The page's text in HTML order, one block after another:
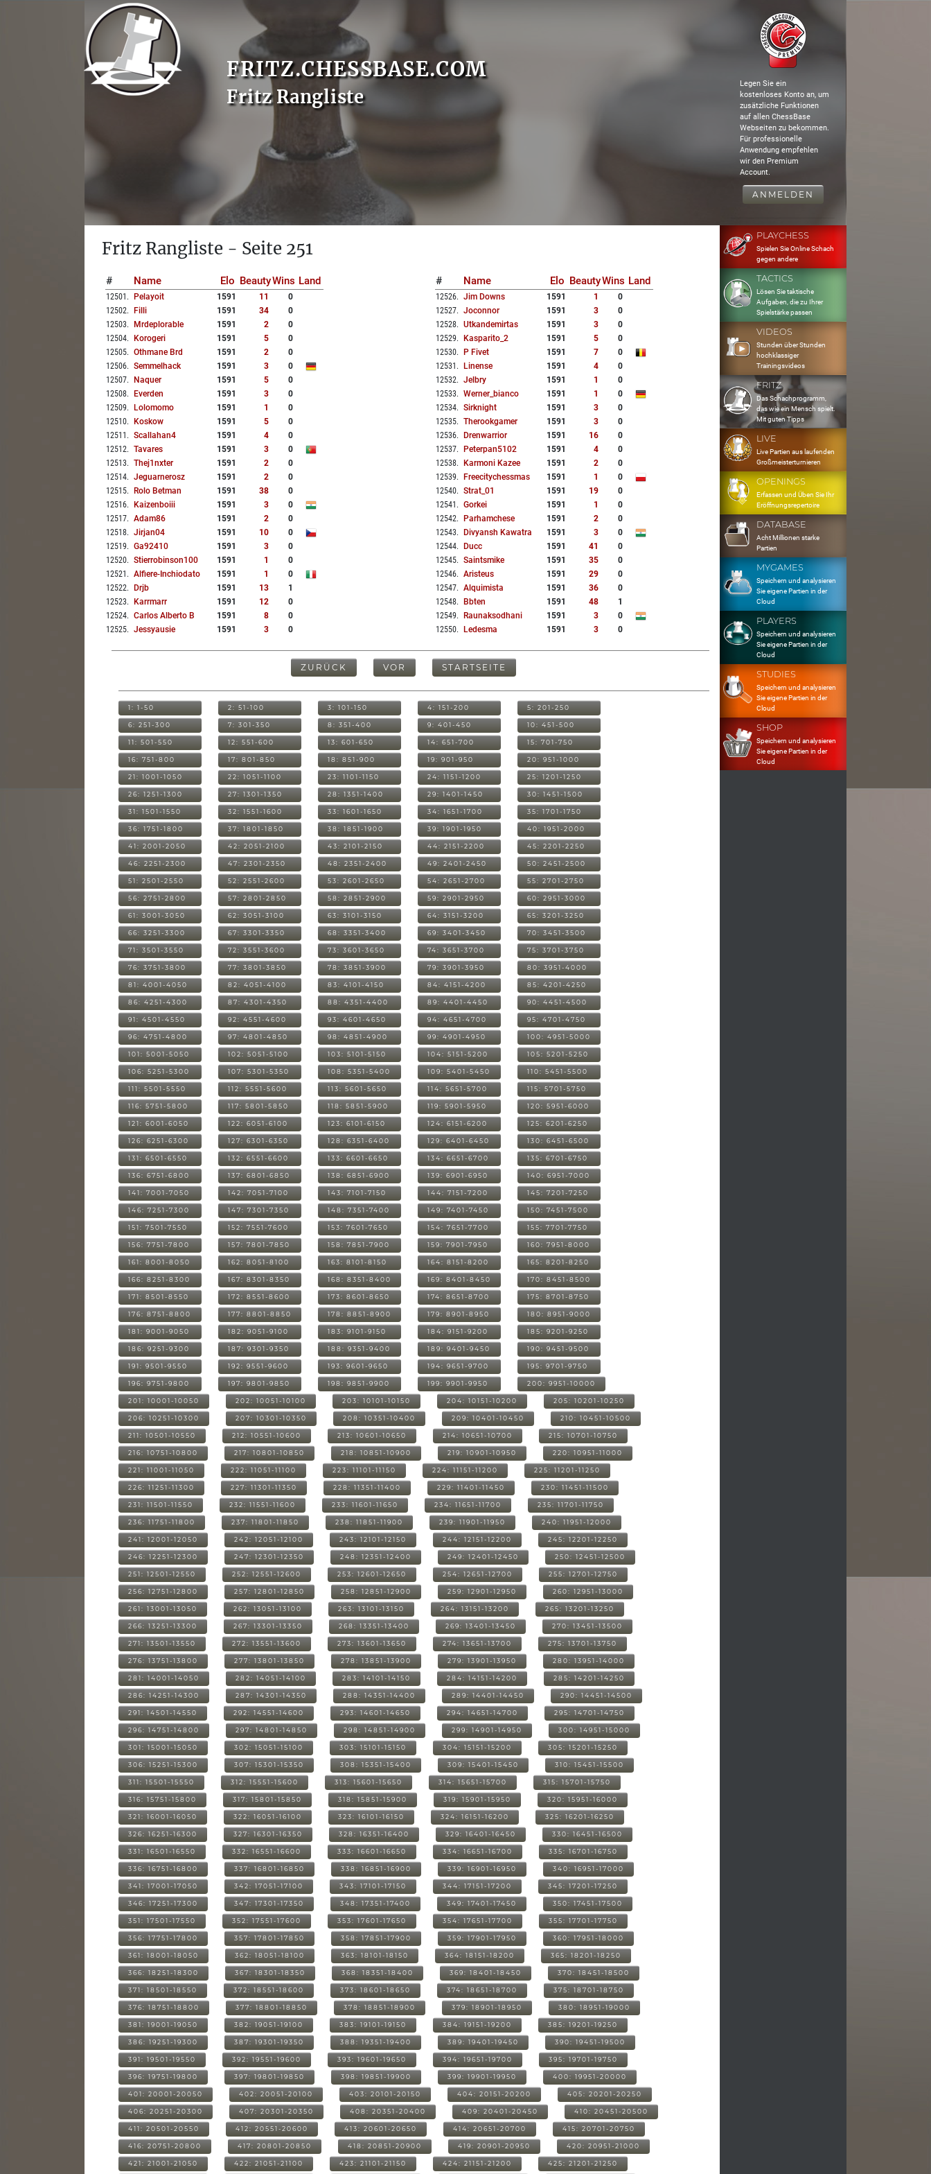
FRITZ.CHESSBASE.COM
Fritz Rangliste
Legen Sie ein
kostenloses Konto an, um
zusätzliche Funktionen
auf allen ChessBase
Webseiten zu bekommen.
Für professionelle
Anwendung empfehlen
wir den Premium
Account.
ANMELDEN
Fritz Rangliste - Seite 251
# Name Elo BeautyWins Land
12501 . Pelayoit 1591 11
0
12502. Filli 1591 34
0
12503. Mrdeplorable 1591 2
0
12504. Korogeri 1591 5
0
12505. Othmane Brd 1591 2
0
12506. Semmelhack 1591 3
0
12507. Naquer 1591 5
0
12508. Everden 1591 3
0
12509. Lolomomo 1591 1
0
12510. Koskow 1591 5
0
12511 . Scallahan4 1591 4
0
12512. Tavares 1591 3
0
12513. Thej1nxter 1591 2
0
12514. Jeguarnerosz 1591 2
0
12515. Rolo Betman 1591 38
0
12516. Kaizenboiii 1591 3
0
12517. Adam86 1591 2
0
12518. Jirjan04 1591 10
0
12519. Ga92410 1591 3
0
12520. Stierrobinson100 1591 1
0
12521 . Alfiere-Inchiodato 1591 1
0
12522. Drjb 1591 13
1
12523. Karrmarr 1591 12
0
12524. Carlos Alberto B 1591 8
0
12525. Jessyausie 1591 3 0
# Name Elo BeautyWins Land
12526. Jim Downs 1591 1
0
12527. Joconnor 1591 3
0
12528. Utkandemirtas 1591 3
0
12529. Kasparito_2 1591 5
0
12530. P Fivet 1591 7
0
12531 . Linense 1591 4
0
12532. Jelbry 1591 1
0
12533. Werner_bianco 1591 1
0
12534. Sirknight 1591 3
0
12535. Therookgamer 1591 3
0
12536. Drenwarrior 1591 16
0
12537. Peterpan5102 1591 4
0
12538. Karmoni Kazee 1591 2
0
12539. Freecitychessmas 1591 1
0
12540. Strat_01 1591 19
0
12541 . Gorkei 1591 1
0
12542. Parhamchese 1591 2
0
12543. Divyansh Kawatra 1591 3
0
12544. Ducc 1591 41
0
12545. Saintsmike 1591 35
0
12546. Aristeus 1591 29
0
12547. Alquimista 1591 36
0
12548. Bbten 1591 48
1
12549. Raunaksodhani 1591 3
0
12550. Ledesma 1591 3 0
ZURÜCK VOR STARTSEITE
1: 1-50 2: 51-100 3: 101-150 4: 151-200 5: 201-250
6: 251-300 7: 301-350 8: 351-400 9: 401-450 10: 451-500
11: 501-550 12: 551-600 13: 601-650 14: 651-700 15: 701-750
16: 751-800 17: 801-850 18: 851-900 19: 901-950 20: 951-1000
21: 1001-1050 22: 1051-1100 23: 1101-1150 24: 1151-1200 25: 1201-1250
26: 1251-1300 27: 1301-1350 28: 1351-1400 29: 1401-1450 30: 1451-1500
31: 1501-1550 32: 1551-1600 33: 1601-1650 34: 1651-1700 35: 1701-1750
36: 1751-1800 37: 1801-1850 38: 1851-1900 39: 1901-1950 40: 1951-2000
41: 2001-2050 42: 2051-2100 43: 2101-2150 44: 2151-2200 45: 2201-2250
46: 2251-2300 47: 2301-2350 48: 2351-2400 49: 2401-2450 50: 2451-2500
51: 2501-2550 52: 2551-2600 53: 2601-2650 54: 2651-2700 55: 2701-2750
56: 2751-2800 57: 2801-2850 58: 2851-2900 59: 2901-2950 60: 2951-3000
61: 3001-3050 62: 3051-3100 63: 3101-3150 64: 3151-3200 65: 3201-3250
66: 3251-3300 67: 3301-3350 68: 3351-3400 69: 3401-3450 70: 3451-3500
71: 3501-3550 72: 3551-3600 73: 3601-3650 74: 3651-3700 75: 3701-3750
76: 3751-3800 77: 3801-3850 78: 3851-3900 79: 3901-3950 80: 3951-4000
81: 4001-4050 82: 4051-4100 83: 4101-4150 84: 4151-4200 85: 4201-4250
86: 4251-4300 87: 4301-4350 88: 4351-4400 89: 4401-4450 90: 4451-4500
91: 4501-4550 92: 4551-4600 93: 4601-4650 94: 4651-4700 95: 4701-4750
96: 4751-4800 97: 4801-4850 98: 4851-4900 99: 4901-4950 100: 4951-5000
101: 5001-5050 102: 5051-5100 103: 5101-5150 104: 5151-5200 105: 5201-5250
106: 5251-5300 107: 5301-5350 108: 5351-5400 109: 5401-5450 110: 5451-5500
111: 5501-5550 112: 5551-5600 113: 5601-5650 114: 5651-5700 115: 5701-5750
116: 5751-5800 117: 5801-5850 118: 5851-5900 119: 5901-5950 120: 5951-6000
121: 6001-6050 122: 6051-6100 123: 6101-6150 124: 6151-6200 125: 6201-6250
126: 6251-6300 127: 6301-6350 128: 6351-6400 129: 6401-6450 130: 6451-6500
131: 6501-6550 132: 6551-6600 133: 6601-6650 134: 6651-6700 135: 6701-6750
136: 6751-6800 137: 6801-6850 138: 6851-6900 139: 6901-6950 140: 6951-7000
141: 7001-7050 142: 7051-7100 143: 7101-7150 144: 7151-7200 145: 7201-7250
146: 7251-7300 147: 7301-7350 148: 7351-7400 149: 7401-7450 150: 7451-7500
151: 7501-7550 152: 7551-7600 153: 7601-7650 154: 7651-7700 155: 7701-7750
156: 7751-7800 157: 7801-7850 158: 7851-7900 159: 7901-7950 160: 7951-8000
161: 8001-8050 162: 8051-8100 163: 8101-8150 164: 8151-8200 165: 8201-8250
166: 8251-8300 167: 8301-8350 168: 8351-8400 169: 8401-8450 170: 8451-8500
171: 8501-8550 172: 8551-8600 173: 8601-8650 174: 8651-8700 175: 8701-8750
176: 8751-8800 177: 8801-8850 178: 8851-8900 179: 8901-8950 180: 8951-9000
181: 9001-9050 182: 9051-9100 183: 9101-9150 184: 9151-9200 185: 9201-9250
186: 9251-9300 187: 9301-9350 188: 9351-9400 189: 9401-9450 190: 9451-9500
191: 9501-9550 192: 9551-9600 193: 9601-9650 194: 9651-9700 195: 9701-9750
196: 9751-9800 197: 9801-9850 198: 9851-9900 199: 9901-9950 200: 9951-10000
201: 10001-10050 202: 10051-10100 203: 10101-10150 204: 10151-10200 205: 10201-10250
206: 10251-10300 207: 10301-10350 208: 10351-10400 209: 10401-10450 210: 10451-10500
211: 10501-10550 212: 10551-10600 213: 10601-10650 214: 10651-10700 215: 10701-10750
216: 10751-10800 217: 10801-10850 218: 10851-10900 219: 10901-10950 220: 10951-11000
221: 11001-11050 222: 11051-11100 223: 11101-11150 224: 11151-11200 225: 11201-11250
226: 11251-11300 227: 11301-11350 228: 11351-11400 229: 11401-11450 230: 11451-11500
231: 11501-11550 232: 11551-11600 233: 11601-11650 234: 11651-11700 235: 11701-11750
236: 11751-11800 237: 11801-11850 238: 11851-11900 239: 11901-11950 240: 11951-12000
241: 12001-12050 242: 12051-12100 243: 12101-12150 244: 12151-12200 245: 12201-12250
246: 12251-12300 247: 12301-12350 248: 12351-12400 249: 12401-12450 250: 12451-12500
251: 12501-12550 252: 12551-12600 253: 12601-12650 254: 12651-12700 255: 12701-12750
256: 12751-12800 257: 12801-12850 258: 12851-12900 259: 12901-12950 260: 12951-13000
261: 13001-13050 262: 13051-13100 263: 13101-13150 264: 13151-13200 265: 13201-13250
266: 13251-13300 267: 13301-13350 268: 13351-13400 269: 13401-13450 270: 13451-13500
271: 13501-13550 272: 13551-13600 273: 13601-13650 274: 13651-13700 275: 13701-13750
276: 13751-13800 277: 13801-13850 278: 13851-13900 279: 13901-13950 280: 13951-14000
281: 14001-14050 282: 14051-14100 283: 14101-14150 284: 14151-14200 285: 14201-14250
286: 14251-14300 287: 14301-14350 288: 14351-14400 289: 14401-14450 290: 14451-14500
291: 14501-14550 292: 14551-14600 293: 14601-14650 294: 14651-14700 295: 14701-14750
296: 14751-14800 297: 14801-14850 298: 14851-14900 299: 14901-14950 300: 14951-15000
301: 15001-15050 302: 15051-15100 303: 15101-15150 304: 15151-15200 305: 15201-15250
306: 15251-15300 307: 15301-15350 308: 15351-15400 309: 15401-15450 310: 15451-15500
311: 15501-15550 312: 15551-15600 313: 15601-15650 314: 15651-15700 315: 15701-15750
316: 15751-15800 317: 15801-15850 318: 15851-15900 319: 15901-15950 320: 15951-16000
321: 16001-16050 322: 16051-16100 323: 16101-16150 324: 16151-16200 325: 16201-16250
326: 16251-16300 327: 16301-16350 328: 16351-16400 329: 16401-16450 330: 16451-16500
331: 16501-16550 332: 16551-16600 333: 16601-16650 334: 16651-16700 335: 16701-16750
336: 16751-16800 337: 16801-16850 338: 16851-16900 339: 16901-16950 340: 16951-17000
341: 17001-17050 342: 17051-17100 343: 17101-17150 344: 17151-17200 345: 17201-17250
346: 17251-17300 347: 17301-17350 348: 17351-17400 349: 17401-17450 350: 17451-17500
351: 17501-17550 352: 17551-17600 353: 17601-17650 354: 17651-17700 355: 17701-17750
356: 17751-17800 357: 17801-17850 358: 17851-17900 359: 17901-17950 360: 17951-18000
361: 18001-18050 362: 18051-18100 363: 18101-18150 364: 18151-18200 365: 18201-18250
366: 18251-18300 367: 18301-18350 368: 18351-18400 369: 18401-18450 370: 18451-18500
371: 18501-18550 372: 18551-18600 373: 18601-18650 374: 18651-18700 375: 18701-18750
376: 18751-18800 377: 18801-18850 378: 18851-18900 379: 18901-18950 380: 18951-19000
381: 19001-19050 382: 19051-19100 383: 19101-19150 384: 19151-19200 385: 19201-19250
386: 19251-19300 387: 19301-19350 388: 19351-19400 389: 19401-19450 390: 19451-19500
391: 19501-19550 392: 19551-19600 393: 19601-19650 394: 19651-19700 395: 19701-19750
396: 19751-19800 397: 19801-19850 398: 19851-19900 399: 19901-19950 400: 19951-20000
401: 20001-20050 402: 20051-20100 403: 20101-20150 404: 20151-20200 405: 20201-20250
406: 20251-20300 407: 20301-20350 408: 20351-20400 409: 20401-20450 410: 20451-20500
411: 20501-20550 412: 20551-20600 413: 20601-20650 414: 20651-20700 415: 20701-20750
416: 20751-20800 417: 20801-20850 418: 20851-20900 419: 20901-20950 420: 20951-21000
421: 21001-21050 422: 21051-21100 423: 21101-21150 424: 21151-21200 425: 21201-21250
PLAYCHESS
Spielen Sie Online Schach
gegen andere
TACTICS
Lösen Sie taktische
Aufgaben, die zu Ihrer
Spielstärke passen
VIDEOS
Stunden über Stunden
hochklassiger
Trainingsvideos
FRITZ
Das Schachprogramm,
das wie ein Mensch spielt.
Mit guten Tipps
LIVE
Live Partien aus laufenden
Großmeisterturnieren
OPENINGS
Erfassen und Üben Sie Ihr
Eröffnungsrepertoire
DATABASE
Acht Millionen starke
Partien
MYGAMES
Speichern und analysieren
Sie eigene Partien in der
Cloud
PLAYERS
Speichern und analysieren
Sie eigene Partien in der
Cloud
STUDIES
Speichern und analysieren
Sie eigene Partien in der
Cloud
SHOP
Speichern und analysieren
Sie eigene Partien in der
Cloud